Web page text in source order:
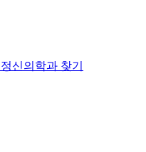
정신의학과 찾기